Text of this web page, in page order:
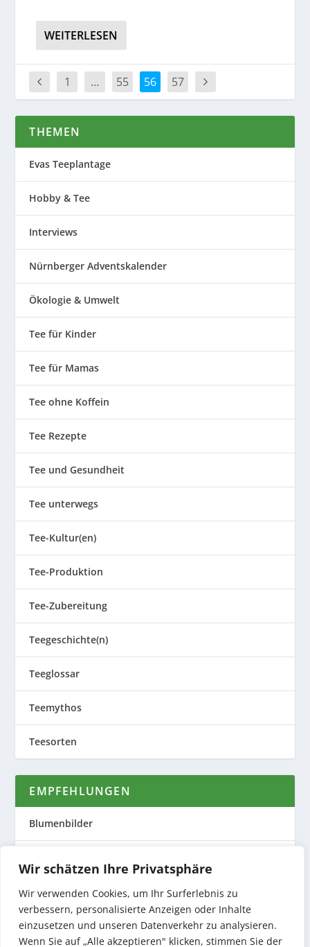
Wir schätzen Ihre Privatsphäre
Wir verwenden Cookies, um Ihr Surferlebnis zu
verbessern, personalisierte Anzeigen oder Inhalte
einzusetzen und unseren Datenverkehr zu analysieren.
Wenn Sie auf „Alle akzeptieren" klicken, stimmen Sie der
WEITERLESEN
1 … 55 56 57
THEMEN
Evas Teeplantage
Hobby & Tee
Interviews
Nürnberger Adventskalender
Ökologie & Umwelt
Tee für Kinder
Tee für Mamas
Tee ohne Koffein
Tee Rezepte
Tee und Gesundheit
Tee unterwegs
Tee-Kultur(en)
Tee-Produktion
Tee-Zubereitung
Teegeschichte(n)
Teeglossar
Teemythos
Teesorten
EMPFEHLUNGEN
Blumenbilder
Nature to Print
Preiswerte Produktfotos